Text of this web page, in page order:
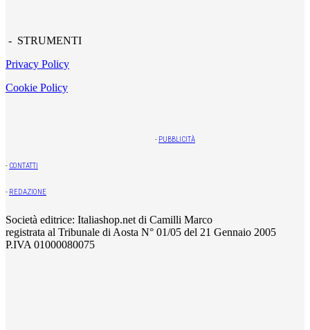
- STRUMENTI
Privacy Policy
Cookie Policy
- PUBBLICITÀ
- CONTATTI
- REDAZIONE
Società editrice: Italiashop.net di Camilli Marco
registrata al Tribunale di Aosta N° 01/05 del 21 Gennaio 2005
P.IVA 01000080075